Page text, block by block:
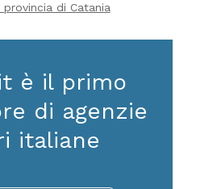
di Catania
è il primo
di agenzie
italiane